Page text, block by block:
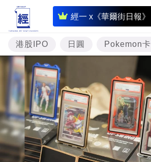
經一 x《華爾街日報》
即
時
財
經
題
投
資
樓
市
港股IPO 日圓 Pokemon卡